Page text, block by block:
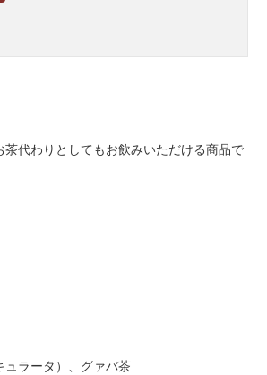
代わりとしてもお飲みいただける商品で
ュラータ）、グァバ茶